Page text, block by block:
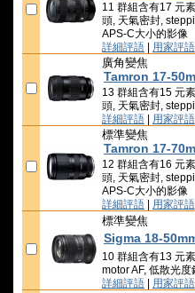
11 群組含有17 元
頭, 天氣密封,
APS-C大小的影像
詳細評語 用家評語
廣角變焦
Tamron 17-
13 群組含有15 元
頭, 天氣密封,
詳細評語 用家評語
標準變焦
Tamron 17-
12 群組含有16 元
頭, 天氣密封,
APS-C大小的影像
詳細評語 用家評語
標準變焦
Sigma 18-
10 群組含有13 元
motor AF, 低散光
詳細評語 用家評語